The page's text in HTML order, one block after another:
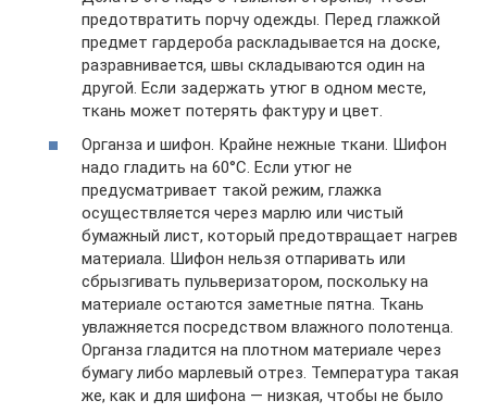
предотвратить порчу одежды. Перед глажкой
предмет гардероба раскладывается на доске,
разравнивается, швы складываются один на
другой. Если задержать утюг в одном месте,
ткань может потерять фактуру и цвет.
Органза и шифон. Крайне нежные ткани. Шифон
надо гладить на 60°С. Если утюг не
предусматривает такой режим, глажка
осуществляется через марлю или чистый
бумажный лист, который предотвращает нагрев
материала. Шифон нельзя отпаривать или
сбрызгивать пульверизатором, поскольку на
материале остаются заметные пятна. Ткань
увлажняется посредством влажного полотенца.
Органза гладится на плотном материале через
бумагу либо марлевый отрез. Температура такая
же, как и для шифона — низкая, чтобы не было